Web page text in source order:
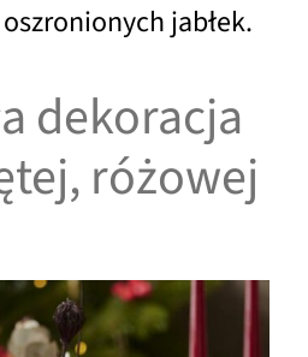
jabłek.
dekoracja
różowej